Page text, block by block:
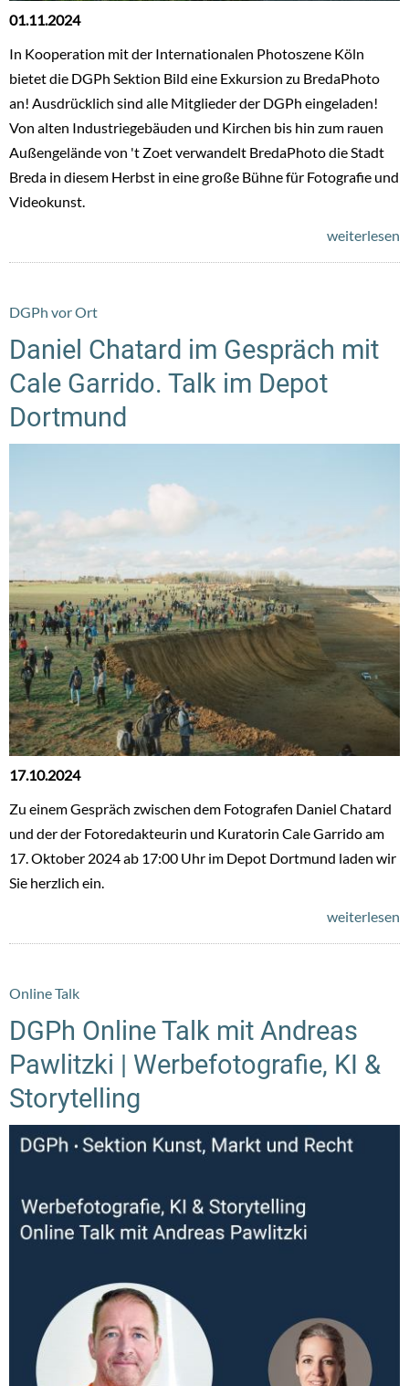
01.11.2024
In Kooperation mit der Internationalen Photoszene Köln
bietet die DGPh Sektion Bild eine Exkursion zu BredaPhoto
an! Ausdrücklich sind alle Mitglieder der DGPh eingeladen!
Von alten Industriegebäuden und Kirchen bis hin zum rauen
Außengelände von 't Zoet verwandelt BredaPhoto die Stadt
Breda in diesem Herbst in eine große Bühne für Fotografie und
Videokunst.
weiterlesen
DGPh vor Ort
Daniel Chatard im Gespräch mit
Cale Garrido. Talk im Depot
Dortmund
17.10.2024
Zu einem Gespräch zwischen dem Fotografen Daniel Chatard
und der der Fotoredakteurin und Kuratorin Cale Garrido am
17. Oktober 2024 ab 17:00 Uhr im Depot Dortmund laden wir
Sie herzlich ein.
weiterlesen
Online Talk
DGPh Online Talk mit Andreas
Pawlitzki | Werbefotografie, KI &
Storytelling